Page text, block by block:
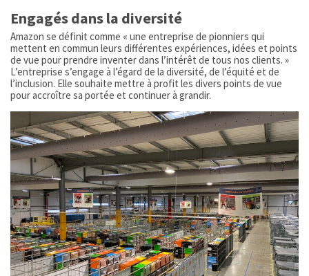
Engagés dans la diversité
Amazon se définit comme « une entreprise de pionniers qui
mettent en commun leurs différentes expériences, idées et points
de vue pour prendre inventer dans l’intérêt de tous nos clients. »
L’entreprise s’engage à l’égard de la diversité, de l’équité et de
l’inclusion. Elle souhaite mettre à profit les divers points de vue
pour accroître sa portée et continuer à grandir.